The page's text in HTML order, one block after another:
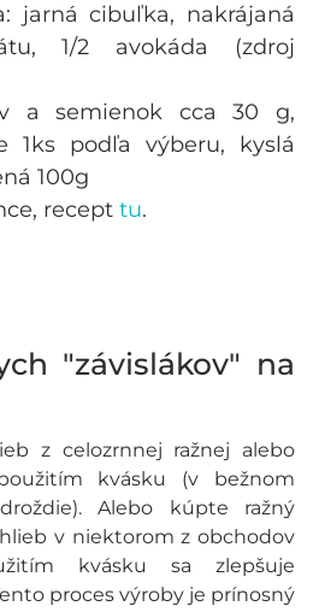
jarná cibuľka, nakrájaná
1/2 avokáda (zdroj
a semienok cca 30 g,
1ks podľa výberu, kyslá
100g
recept tu.
"závislákov" na
z celozrnnej ražnej alebo
kvásku (v bežnom
Alebo kúpte ražný
v niektorom z obchodov
kvásku sa zlepšuje
proces výroby je prínosný